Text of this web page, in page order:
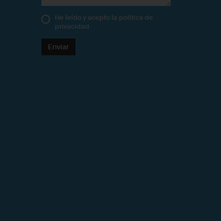
He leído y acepto la política de
privacidad
Enviar